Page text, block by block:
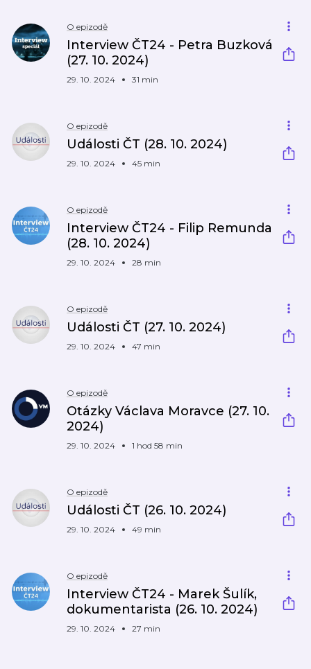
O epizodě
Interview ČT24 - Petra Buzková
(27. 10. 2024)
29. 10. 2024 31 min
O epizodě
Události ČT (28. 10. 2024)
29. 10. 2024 45 min
O epizodě
Interview ČT24 - Filip Remunda
(28. 10. 2024)
29. 10. 2024 28 min
O epizodě
Události ČT (27. 10. 2024)
29. 10. 2024 47 min
O epizodě
Otázky Václava Moravce (27. 10.
2024)
29. 10. 2024 1 hod 58 min
O epizodě
Události ČT (26. 10. 2024)
29. 10. 2024 49 min
O epizodě
Interview ČT24 - Marek Šulík,
dokumentarista (26. 10. 2024)
29. 10. 2024 27 min